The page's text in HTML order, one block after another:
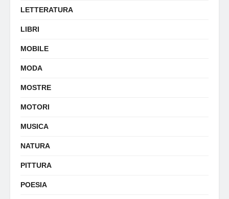
LETTERATURA
LIBRI
MOBILE
MODA
MOSTRE
MOTORI
MUSICA
NATURA
PITTURA
POESIA